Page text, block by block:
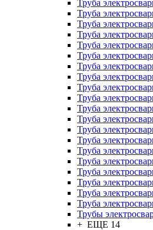
Труба
Труба
Труба
Труба
Труба
Труба
Труба
Труба
Труба
Труба
Труба
Труба
Труба
Труба
Труба
Труба
Труба
Труба
Труба
Труба
Трубы
+ ЕЩЕ 14